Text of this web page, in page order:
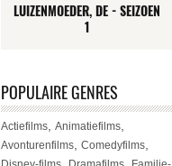
LUIZENMOEDER, DE - SEIZOEN
1
POPULAIRE GENRES
Actiefilms Animatiefilms
Avonturenfilms Comedyfilms